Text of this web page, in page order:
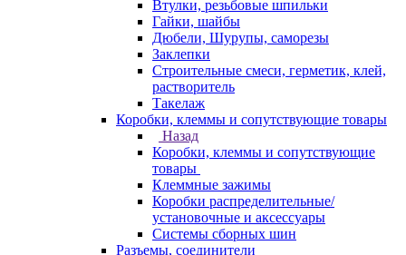
Втулки, резьбовые шпильки
Гайки, шайбы
Дюбели, Шурупы, саморезы
Заклепки
Строительные смеси, герметик, клей,
растворитель
Такелаж
Коробки, клеммы и сопутствующие товары
Назад
Коробки, клеммы и сопутствующие
товары
Клеммные зажимы
Коробки распределительные/
установочные и аксессуары
Системы сборных шин
Разъемы, соединители